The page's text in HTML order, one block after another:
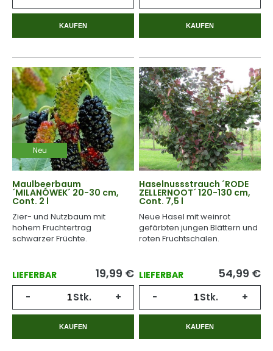
KAUFEN KAUFEN
Neu
Maulbeerbaum
´MILANÓWEK´ 20-30 cm,
Cont. 2 l
Zier- und Nutzbaum mit
hohem Fruchtertrag
schwarzer Früchte.
LIEFERBAR 19,99 €
- Stk. +
KAUFEN
Haselnussstrauch ´RODE
ZELLERNOOT´ 120-130 cm,
Cont. 7,5 l
Neue Hasel mit weinrot
gefärbten jungen Blättern und
roten Fruchtschalen.
LIEFERBAR 54,99 €
- Stk. +
KAUFEN